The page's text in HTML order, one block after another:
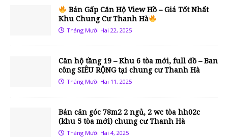
Bán Gấp Căn Hộ View Hồ – Giá Tốt Nhất
Khu Chung Cư Thanh Hà
Tháng Mười Hai 22, 2025
Căn hộ tầng 19 – Khu 6 tòa mới, full đồ – Ban
công SIÊU RỘNG tại chung cư Thanh Hà
Tháng Mười Hai 11, 2025
Bán căn góc 78m2 2 ngủ, 2 wc tòa hh02c
(khu 5 tòa mới) chung cư Thanh Hà
Tháng Mười Hai 4, 2025